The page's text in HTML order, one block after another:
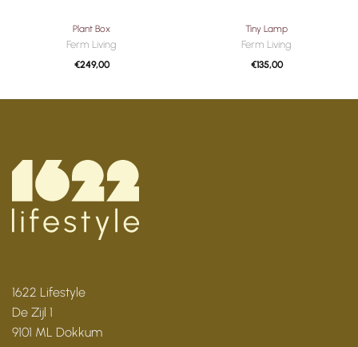
Plant Box
Ferm Living
€249,00
Tiny Lamp
Ferm Living
€135,00
1622 Lifestyle
De Zijl 1
9101 ML Dokkum